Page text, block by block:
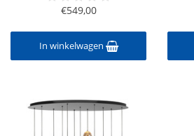
€549,00
In winkelwagen